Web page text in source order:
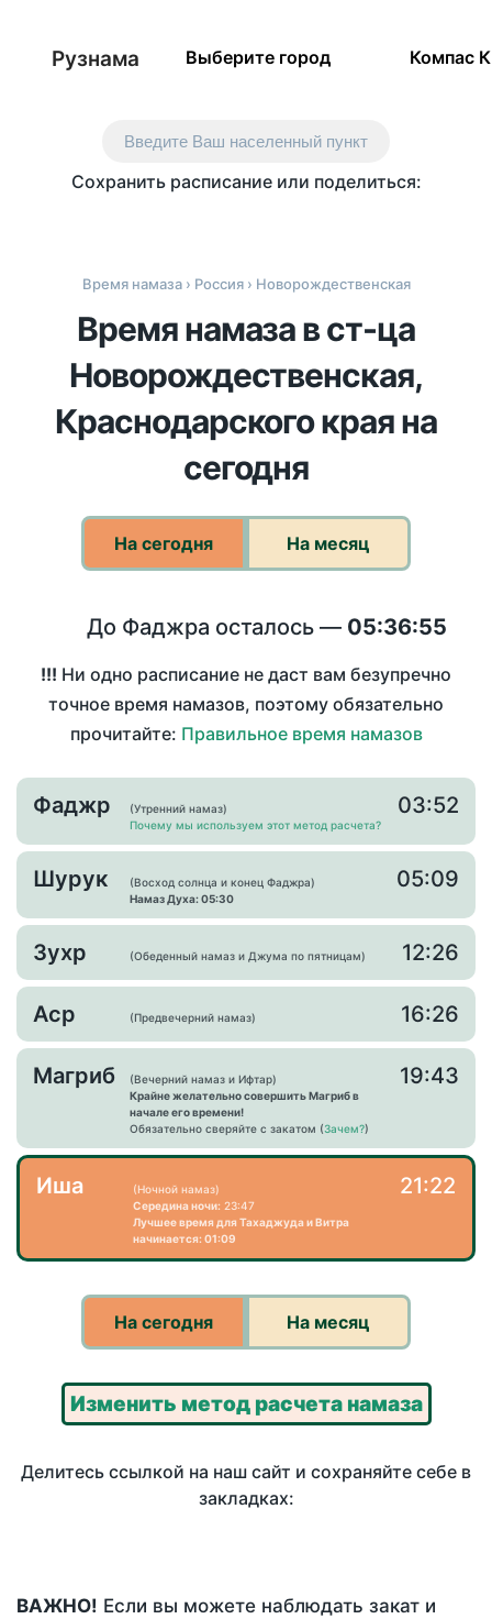
Рузнама Выберите город Компас
Введите Ваш населенный пункт
Сохранить расписание или поделиться:
Время намаза› Россия› Новорождественская
Время намаза в ст-ца
Новорождественская,
Краснодарского края на
сегодня
На сегодня На месяц
До Фаджра осталось — 05:36:55
!!! Ни одно расписание не даст вам безупречно
точное время намазов, поэтому обязательно
прочитайте: Правильное время намазов
Фаджр
(Утренний намаз)
Почему мы используем этот метод расчета?
03:52
Шурук
(Восход солнца и конец Фаджра)
Намаз Духа: 05:30
05:09
Зухр (Обеденный намаз и Джума по пятницам) 12:26
Аср (Предвечерний намаз) 16:26
Магриб
(Вечерний намаз и Ифтар)
Крайне желательно совершить Магриб в
начале его времени!
Обязательно сверяйте с закатом (Зачем?)
19:43
Иша
(Ночной намаз)
Середина ночи: 23:47
Лучшее время для Тахаджуда и Витра
начинается: 01:09
21:22
На сегодня На месяц
Изменить метод расчета намаза
Делитесь ссылкой на наш сайт и сохраняйте себе в
закладках:
ВАЖНО! Если вы можете наблюдать закат и